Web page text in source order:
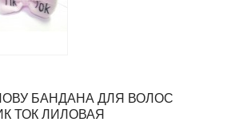
БАНДАНА ДЛЯ ВОЛОС
ТОК ЛИЛОВАЯ